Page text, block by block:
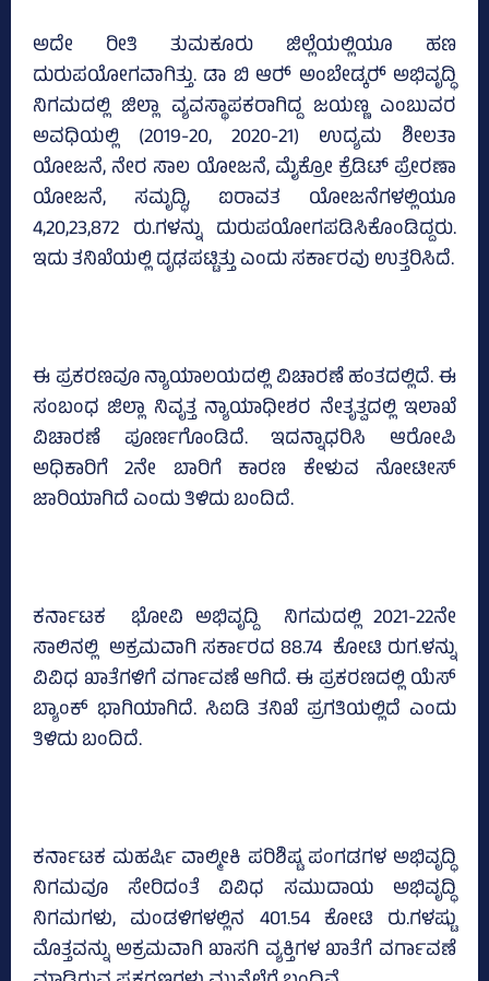
ಅದೇ ರೀತಿ ತುಮಕೂರು ಜಿಲ್ಲೆಯಲ್ಲಿಯೂ ಹಣ
ದುರುಪಯೋಗವಾಗಿತ್ತು. ಡಾ ಬಿ ಆರ್‍‌ ಅಂಬೇಡ್ಕರ್‍‌ ಅಭಿವೃದ್ಧಿ
ನಿಗಮದಲ್ಲಿ ಜಿಲ್ಲಾ ವ್ಯವಸ್ಥಾಪಕರಾಗಿದ್ದ ಜಯಣ್ಣ ಎಂಬುವರ
ಅವಧಿಯಲ್ಲಿ (2019-20, 2020-21) ಉದ್ಯಮ ಶೀಲತಾ
ಯೋಜನೆ, ನೇರ ಸಾಲ ಯೋಜನೆ, ಮೈಕ್ರೋ ಕ್ರೆಡಿಟ್‌ ಪ್ರೇರಣಾ
ಯೋಜನೆ, ಸಮೃದ್ಧಿ, ಐರಾವತ ಯೋಜನೆಗಳಲ್ಲಿಯೂ
4,20,23,872 ರು.ಗಳನ್ನು ದುರುಪಯೋಗಪಡಿಸಿಕೊಂಡಿದ್ದರು.
ಇದು ತನಿಖೆಯಲ್ಲಿ ದೃಢಪಟ್ಟಿತ್ತು ಎಂದು ಸರ್ಕಾರವು ಉತ್ತರಿಸಿದೆ.
ಈ ಪ್ರಕರಣವೂ ನ್ಯಾಯಾಲಯದಲ್ಲಿ ವಿಚಾರಣೆ ಹಂತದಲ್ಲಿದೆ. ಈ
ಸಂಬಂಧ ಜಿಲ್ಲಾ ನಿವೃತ್ತ ನ್ಯಾಯಾಧೀಶರ ನೇತೃತ್ವದಲ್ಲಿ ಇಲಾಖೆ
ವಿಚಾರಣೆ ಪೂರ್ಣಗೊಂಡಿದೆ. ಇದನ್ನಾಧರಿಸಿ ಆರೋಪಿ
ಅಧಿಕಾರಿಗೆ 2ನೇ ಬಾರಿಗೆ ಕಾರಣ ಕೇಳುವ ನೋಟೀಸ್‌
ಜಾರಿಯಾಗಿದೆ ಎಂದು ತಿಳಿದು ಬಂದಿದೆ.
ಕರ್ನಾಟಕ ಭೋವಿ ಅಭಿವೃದ್ದಿ ನಿಗಮದಲ್ಲಿ 2021-22ನೇ
ಸಾಲಿನಲ್ಲಿ ಅಕ್ರಮವಾಗಿ ಸರ್ಕಾರದ 88.74 ಕೋಟಿ ರುಗ.ಳನ್ನು
ವಿವಿಧ ಖಾತೆಗಳಿಗೆ ವರ್ಗಾವಣೆ ಆಗಿದೆ. ಈ ಪ್ರಕರಣದಲ್ಲಿ ಯೆಸ್‌
ಬ್ಯಾಂಕ್‌ ಭಾಗಿಯಾಗಿದೆ. ಸಿಐಡಿ ತನಿಖೆ ಪ್ರಗತಿಯಲ್ಲಿದೆ ಎಂದು
ತಿಳಿದು ಬಂದಿದೆ.
ಕರ್ನಾಟಕ ಮಹರ್ಷಿ ವಾಲ್ಮೀಕಿ ಪರಿಶಿಷ್ಟ ಪಂಗಡಗಳ ಅಭಿವೃದ್ಧಿ
ನಿಗಮವೂ ಸೇರಿದಂತೆ ವಿವಿಧ ಸಮುದಾಯ ಅಭಿವೃದ್ಧಿ
ನಿಗಮಗಳು, ಮಂಡಳಿಗಳಲ್ಲಿನ 401.54 ಕೋಟಿ ರು.ಗಳಷ್ಟು
ಮೊತ್ತವನ್ನು ಅಕ್ರಮವಾಗಿ ಖಾಸಗಿ ವ್ಯಕ್ತಿಗಳ ಖಾತೆಗೆ ವರ್ಗಾವಣೆ